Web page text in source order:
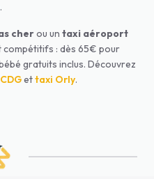
.
cherou un taxi aéroport
compétitifs : dès 65€ pour
gratuits inclus. Découvrez
ettaxi Orly.